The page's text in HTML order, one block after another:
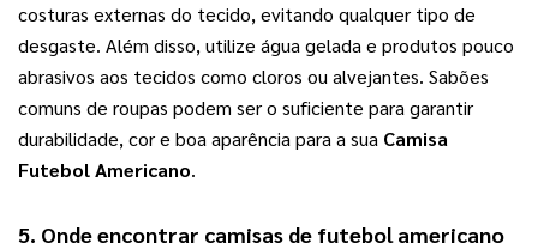
costuras externas do tecido, evitando qualquer tipo de
desgaste. Além disso, utilize água gelada e produtos pouco
abrasivos aos tecidos como cloros ou alvejantes. Sabões
comuns de roupas podem ser o suficiente para garantir
durabilidade, cor e boa aparência para a sua Camisa
Futebol Americano.
5. Onde encontrar camisas de futebol americano